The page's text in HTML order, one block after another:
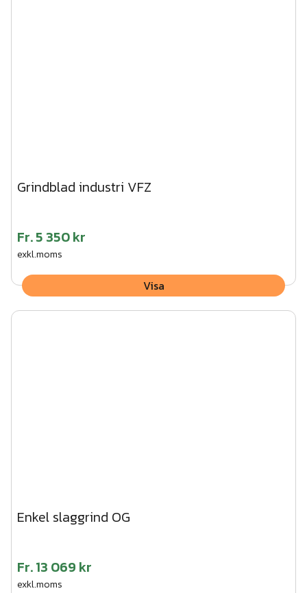
Grindblad industri VFZ
Fr.5 350 kr
exkl.moms
Visa
Enkel slaggrind OG
Fr.13 069 kr
exkl.moms